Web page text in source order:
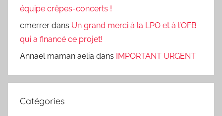
équipe crêpes-concerts !
cmerrer dans Un grand merci à la LPO et à l’OFB
qui a financé ce projet!
Annael maman aelia dans IMPORTANT URGENT
Catégories